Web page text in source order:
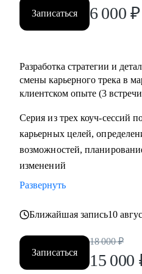
• Руководителям бизнеса и
сформировать стратегию,
сделать непростой выбор,
Не факт, что будет просто. Но
интересно.
Записаться 6 000 ₽
Разработка стратегии и
смены карьерного трека в
клиентском опыте (3
Серия из трех коуч-сессий
карьерных целей,
возможностей,
изменений
Развернуть
Ближайшая запись10
Записаться
18 000 ₽
15 000